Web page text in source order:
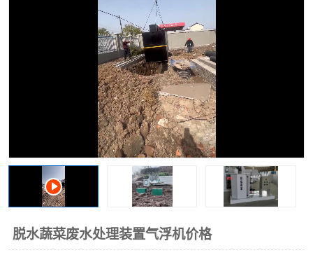
脱水蔬菜废水处理装置气浮机价格
平流式溶气气浮机 风景区旅游景点污水处理
设备
高速服务区收费站污水处 微动力生化污水处理设备
海鲜加工污水处理设备 蒸发器设备价格
客运站污水处理设备 航站楼厕所污水处理设备
UASB厌氧塔 加油站油田景点旅游区污
水处理设备
风电场变电站污水处理设
备
叠螺污泥脱水机
疾控中心一体化设备处理 一体化净北槽污水处理设